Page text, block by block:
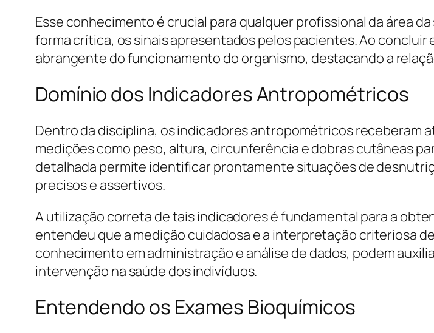
Esse conhecimento é crucial para qualquer profissional da área
forma crítica, os sinais apresentados pelos pacientes. Ao concluir
abrangente do funcionamento do organismo, destacando a
Domínio dos Indicadores Antropométricos
Dentro da disciplina, os indicadores antropométricos receberam
medições como peso, altura, circunferência e dobras cutâneas
detalhada permite identificar prontamente situações de
precisos e assertivos.
A utilização correta de tais indicadores é fundamental para a
entendeu que a medição cuidadosa e a interpretação criteriosa
conhecimento em administração e análise de dados, podem
intervenção na saúde dos indivíduos.
Entendendo os Exames Bioquímicos